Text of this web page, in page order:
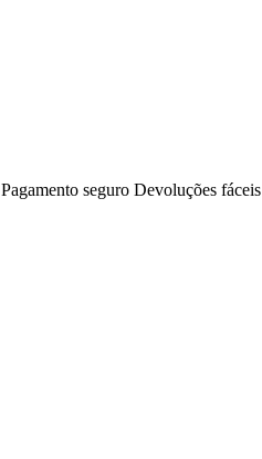
Pagamento seguro Devoluções fáceis